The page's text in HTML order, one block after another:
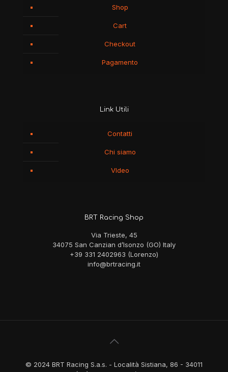
Shop
Cart
Checkout
Pagamento
Link Utili
Contatti
Chi siamo
VIdeo
BRT Racing Shop
Via Trieste, 45
34075 San Canzian d’Isonzo (GO) Italy
+39 331 2402963 (Lorenzo)
info@brtracing.it
© 2024 BRT Racing S.a.s. - Località Sistiana, 86 - 34011